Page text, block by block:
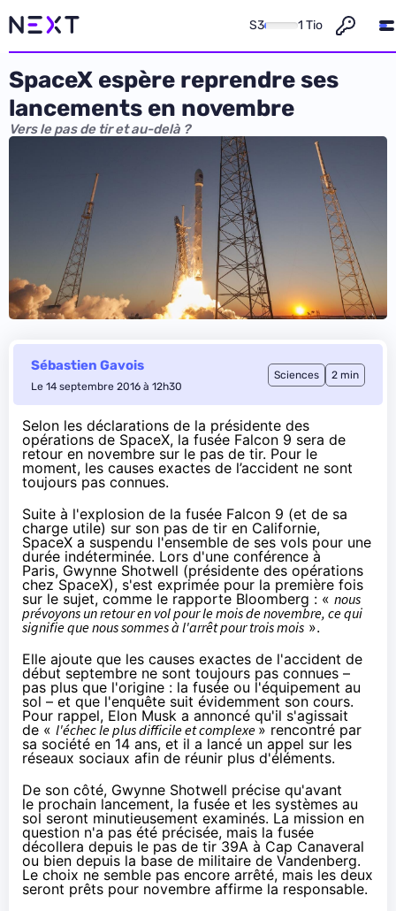
S3 1 Tio
SpaceX espère reprendre ses
lancements en novembre
Vers le pas de tir et au-delà ?
Sébastien Gavois
Le 14 septembre 2016 à 12h30
Sciences 2 min
Selon les déclarations de la présidente des
opérations de SpaceX, la fusée Falcon 9 sera de
retour en novembre sur le pas de tir. Pour le
moment, les causes exactes de l’accident ne sont
toujours pas connues.
Suite à l'explosion de la fusée Falcon 9 (et de sa
charge utile) sur son pas de tir en Californie,
SpaceX a suspendu l'ensemble de ses vols pour une
durée indéterminée. Lors d'une conférence à
Paris, Gwynne Shotwell (présidente des opérations
chez SpaceX), s'est exprimée pour la première fois
sur le sujet, comme le rapporte Bloomberg : « nous
prévoyons un retour en vol pour le mois de novembre, ce qui
signifie que nous sommes à l'arrêt pour trois mois ».
Elle ajoute que les causes exactes de l'accident de
début septembre ne sont toujours pas connues –
pas plus que l'origine : la fusée ou l'équipement au
sol – et que l'enquête suit évidemment son cours.
Pour rappel, Elon Musk a annoncé qu'il s'agissait
de « l'échec le plus difficile et complexe » rencontré par
sa société en 14 ans, et il a lancé un appel sur les
réseaux sociaux afin de réunir plus d'éléments.
De son côté, Gwynne Shotwell précise qu'avant
le prochain lancement, la fusée et les systèmes au
sol seront minutieusement examinés. La mission en
question n'a pas été précisée, mais la fusée
décollera depuis le pas de tir 39A à Cap Canaveral
ou bien depuis la base de militaire de Vandenberg.
Le choix ne semble pas encore arrêté, mais les deux
seront prêts pour novembre affirme la responsable.